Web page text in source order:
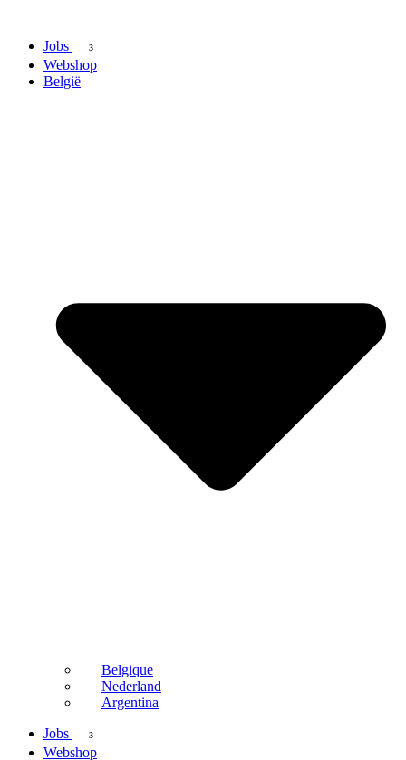
inhoud
Jobs 3
Webshop
België
Belgique
Nederland
Argentina
Jobs
3
Webshop